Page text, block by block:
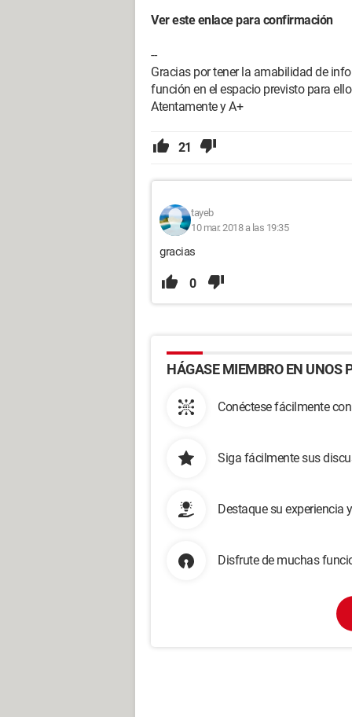
Ver este enlace para confirmación
--
Gracias por tener la amabilidad de
función en el espacio previsto para ello
Atentamente y A+
21
tayeb
10 mar. 2018 a las 19:35
gracias
0
HÁGASE MIEMBRO EN UNOS
Conéctese fácilmente
Siga fácilmente sus
Destaque su experiencia
Disfrute de muchas